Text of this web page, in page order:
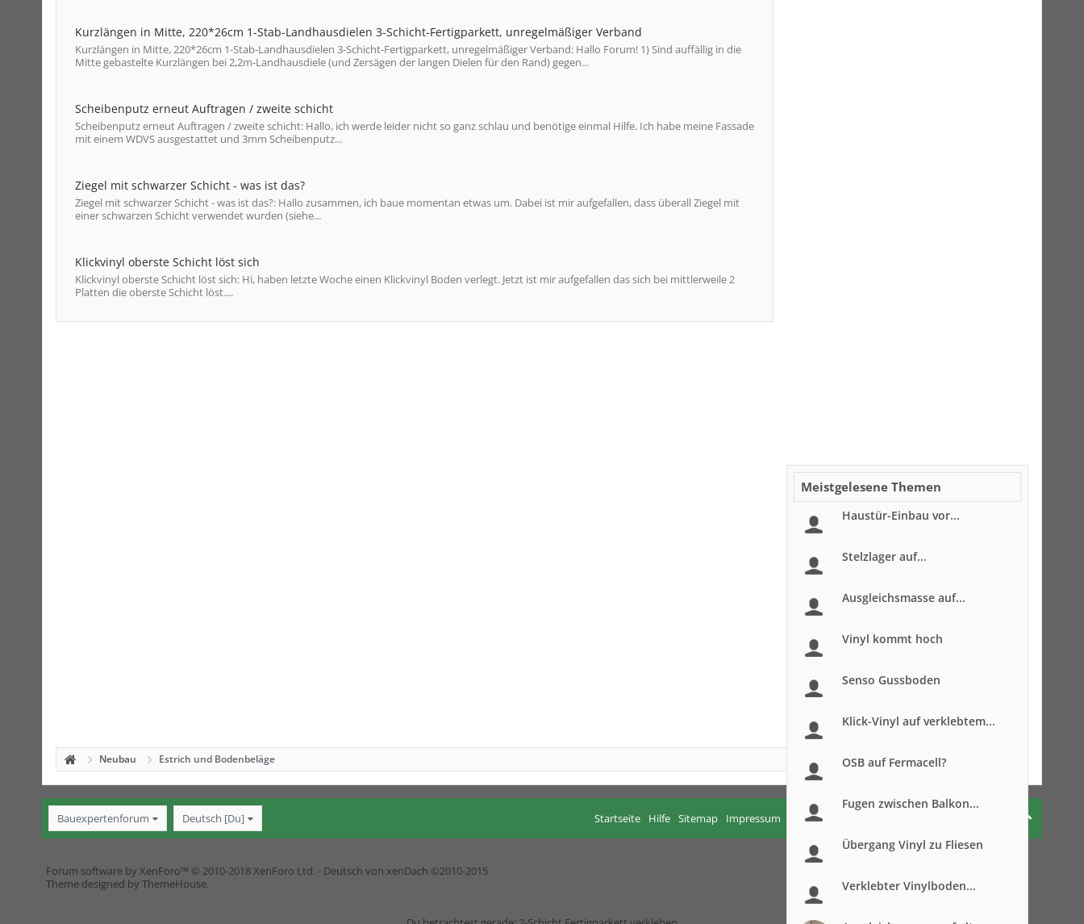
Kurzlängen in Mitte, 220*26cm 1-Stab-Landhausdielen 3-Schicht-Fertigparkett, unregelmäßiger Verband
Kurzlängen in Mitte, 220*26cm 1-Stab-Landhausdielen 3-Schicht-Fertigparkett, unregelmäßiger Verband: Hallo Forum! 1) Sind auffällig in die
Mitte gebastelte Kurzlängen bei 2,2m-Landhausdiele (und Zersägen der langen Dielen für den Rand) gegen...
Scheibenputz erneut Auftragen / zweite schicht
Scheibenputz erneut Auftragen / zweite schicht: Hallo, ich werde leider nicht so ganz schlau und benötige einmal Hilfe. Ich habe meine Fassade
mit einem WDVS ausgestattet und 3mm Scheibenputz...
Ziegel mit schwarzer Schicht - was ist das?
Ziegel mit schwarzer Schicht - was ist das?: Hallo zusammen, ich baue momentan etwas um. Dabei ist mir aufgefallen, dass überall Ziegel mit
einer schwarzen Schicht verwendet wurden (siehe...
Klickvinyl oberste Schicht löst sich
Klickvinyl oberste Schicht löst sich: Hi, haben letzte Woche einen Klickvinyl Boden verlegt. Jetzt ist mir aufgefallen das sich bei mittlerweile 2
Platten die oberste Schicht löst....
Meistgelesene Themen
Haustür-Einbau vor...
Stelzlager auf...
Ausgleichsmasse auf...
Vinyl kommt hoch
Senso Gussboden
Klick-Vinyl auf verklebtem...
OSB auf Fermacell?
Fugen zwischen Balkon...
Übergang Vinyl zu Fliesen
Verklebter Vinylboden...
Neubau Estrich und Bodenbeläge
Bauexpertenforum Deutsch [Du] Startseite Hilfe Sitemap Impressum Nutzungsbedingungen
Forum software by XenForo™ © 2010-2018 XenForo Ltd. - Deutsch von xenDach ©2010-2015
Theme designed by ThemeHouse.